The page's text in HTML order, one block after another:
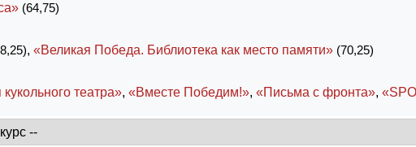
(64,75)
, «Великая Победа. Библиотека как место памяти» (70,25)
театра», «Вместе Победим!», «Письма с фронта»,